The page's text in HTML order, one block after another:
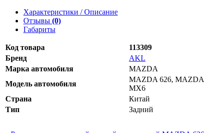
Характеристики / Описание
Отзывы (0)
Габариты
Код товара
113309
Бренд
AKL
Марка автомобиля
MAZDA
Модель автомобиля
MAZDA 626, MAZDA
MX6
Страна
Китай
Тип
Задний